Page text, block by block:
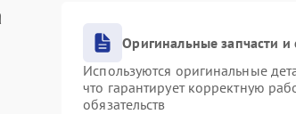
Оригинальные запчасти
Используются оригинальные
что гарантирует корректную
обязательств